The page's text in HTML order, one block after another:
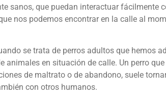
sanos, que puedan interactuar fácilmente
nos podemos encontrar en la calle al
se trata de perros adultos que hemos
en situación de calle. Un perro que
de maltrato o de abandono, suele
con otros humanos.